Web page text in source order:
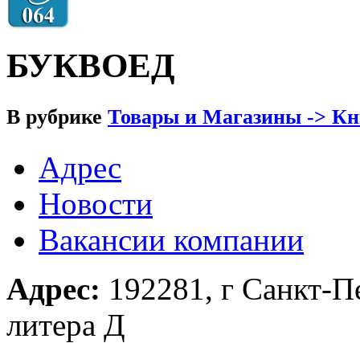
БУКВОЕД
В рубрике Товары и Магазины ->
Адрес
Новости
Вакансии компании
Адрес: 192281, г Санкт-
литера Д